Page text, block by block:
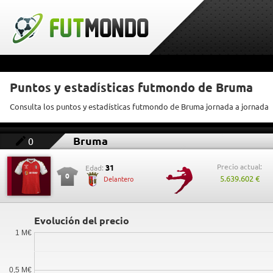
Puntos y estadísticas futmondo de Bruma
Consulta los puntos y estadísticas futmondo de Bruma jornada a jornada
0 Bruma
0
Edad: 31
Delantero
Precio actual:
5.639.602 €
Evolución del precio
0,5 M€
1 M€